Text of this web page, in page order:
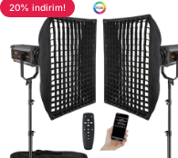
20% indirim!